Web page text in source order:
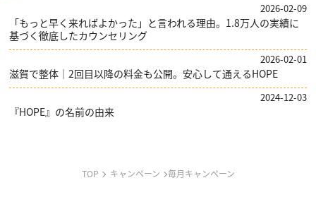
「もっと早く来ればよかった」と言われる理由。1.8万人の実績に
基づく徹底したカウンセリング
2026-02-09
滋賀で整体｜2回目以降の料金も公開。安心して通えるHOPE
2026-02-01
『HOPE』の名前の由来
2024-12-03
TOP キャンペーン 毎月キャンペーン